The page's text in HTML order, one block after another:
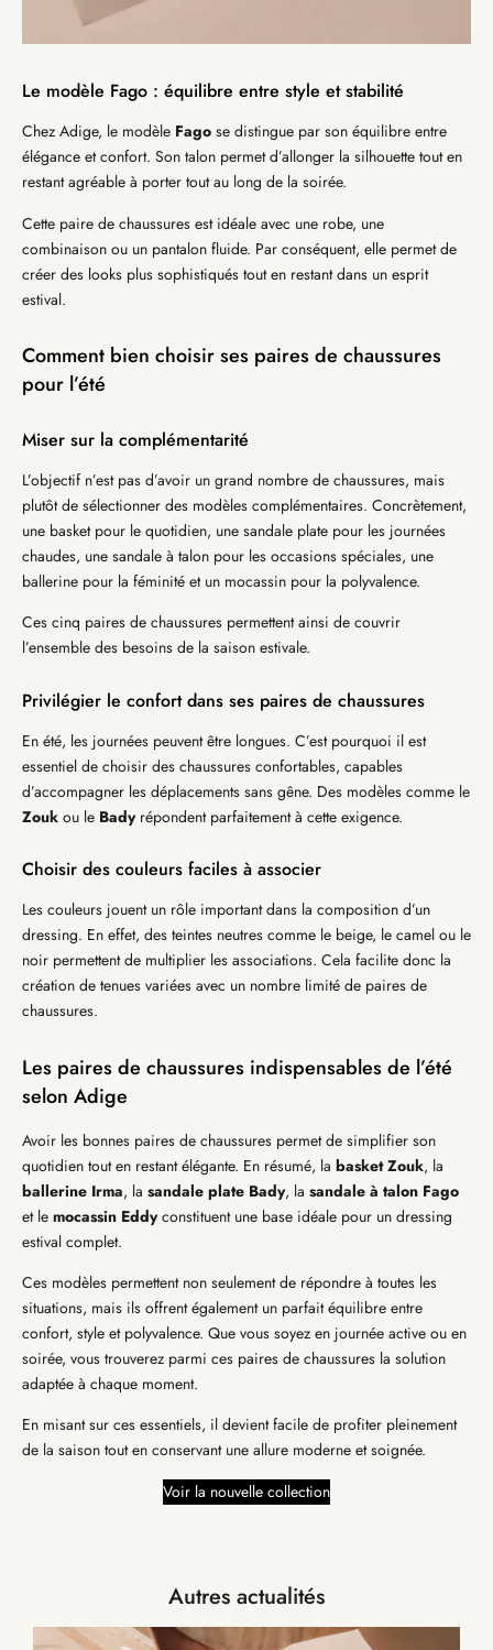
Le modèle Fago : équilibre entre style et stabilité
Chez Adige, le modèle Fago se distingue par son équilibre entre
élégance et confort. Son talon permet d’allonger la silhouette tout en
restant agréable à porter tout au long de la soirée.
Cette paire de chaussures est idéale avec une robe, une
combinaison ou un pantalon fluide. Par conséquent, elle permet de
créer des looks plus sophistiqués tout en restant dans un esprit
estival.
Comment bien choisir ses paires de chaussures
pour l’été
Miser sur la complémentarité
L’objectif n’est pas d’avoir un grand nombre de chaussures, mais
plutôt de sélectionner des modèles complémentaires. Concrètement,
une basket pour le quotidien, une sandale plate pour les journées
chaudes, une sandale à talon pour les occasions spéciales, une
ballerine pour la féminité et un mocassin pour la polyvalence.
Ces cinq paires de chaussures permettent ainsi de couvrir
l’ensemble des besoins de la saison estivale.
Privilégier le confort dans ses paires de chaussures
En été, les journées peuvent être longues. C’est pourquoi il est
essentiel de choisir des chaussures confortables, capables
d’accompagner les déplacements sans gêne. Des modèles comme le
Zouk ou le Badyrépondent parfaitement à cette exigence.
Choisir des couleurs faciles à associer
Les couleurs jouent un rôle important dans la composition d’un
dressing. En effet, des teintes neutres comme le beige, le camel ou le
noir permettent de multiplier les associations. Cela facilite donc la
création de tenues variées avec un nombre limité de paires de
chaussures.
Les paires de chaussures indispensables de l’été
selon Adige
Avoir les bonnes paires de chaussures permet de simplifier son
quotidien tout en restant élégante. En résumé, la basket Zouk, la
ballerine Irma, la sandale plate Bady, la sandale à talon Fago
et le mocassin Eddyconstituent une base idéale pour un dressing
estival complet.
Ces modèles permettent non seulement de répondre à toutes les
situations, mais ils offrent également un parfait équilibre entre
confort, style et polyvalence. Que vous soyez en journée active ou en
soirée, vous trouverez parmi ces paires de chaussures la solution
adaptée à chaque moment.
En misant sur ces essentiels, il devient facile de profiter pleinement
de la saison tout en conservant une allure moderne et soignée.
Voir la nouvelle collection
Autres actualités